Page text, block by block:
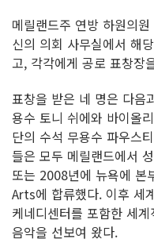
메릴랜드주 연방 하원의
신의 의회 사무실에서 해
고, 각각에게 공로 표창장
표창을 받은 네 명은 다음
용수 토니 쉬에와 바이올
단의 수석 무용수 파우스
들은 모두 메릴랜드에서
또는 2008년에 뉴욕에
Arts에 합류했다. 이후 세
케네디센터를 포함한 세
음악을 선보여 왔다.